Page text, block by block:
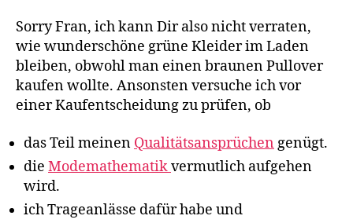
Sorry Fran, ich kann Dir also nicht verraten,
wie wunderschöne grüne Kleider im Laden
bleiben, obwohl man einen braunen Pullover
kaufen wollte. Ansonsten versuche ich vor
einer Kaufentscheidung zu prüfen, ob
das Teil meinen Qualitätsansprüchen genügt.
die Modemathematikvermutlich aufgehen
wird.
ich Trageanlässe dafür habe und